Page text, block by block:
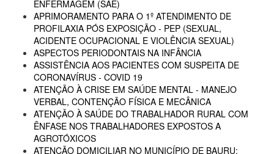
ENFERMAGEM (SAE)
APRIMORAMENTO PARA O 1º ATENDIMENTO DE
PROFILAXIA PÓS EXPOSIÇÃO - PEP (SEXUAL,
ACIDENTE OCUPACIONAL E VIOLÊNCIA SEXUAL)
ASPECTOS PERIODONTAIS NA INFÂNCIA
ASSISTÊNCIA AOS PACIENTES COM SUSPEITA DE
CORONAVÍRUS - COVID 19
ATENÇÃO À CRISE EM SAÚDE MENTAL - MANEJO
VERBAL, CONTENÇÃO FÍSICA E MECÂNICA
ATENÇÃO À SAÚDE DO TRABALHADOR RURAL COM
ÊNFASE NOS TRABALHADORES EXPOSTOS A
AGROTÓXICOS
ATENÇÃO DOMICILIAR NO MUNICÍPIO DE BAURU: